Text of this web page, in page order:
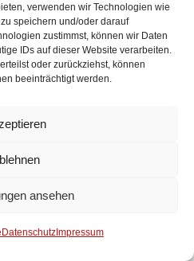
verwenden wir Technologien wie
speichern und/oder darauf
zustimmst, können wir Daten
IDs auf dieser Website verarbeiten.
oder zurückziehst, können
beeinträchtigt werden.
ansehen
Datenschutz Impressum